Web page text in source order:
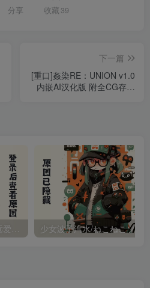
分享 收藏 39
下一篇
[重口]姦染RE：UNION v1.0
内嵌AI汉化版 附全CG存档
哥哥，继续！由里和我永远爱你/おにいちゃんコンティニュー! ゆうりとしーくれっとらぶ 个人AI润色汉化版（汉化）